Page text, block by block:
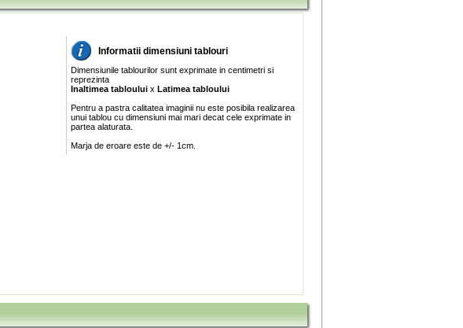
Informatii dimensiuni tablouri
Dimensiunile tablourilor sunt exprimate in centimetri si
reprezinta
Inaltimea tabloului x Latimea tabloului
Pentru a pastra calitatea imaginii nu este posibila realizarea
unui tablou cu dimensiuni mai mari decat cele exprimate in
partea alaturata.
Marja de eroare este de +/- 1cm.